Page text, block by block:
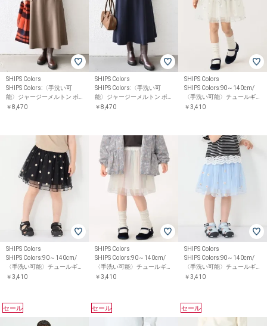
SHIPS Colors
SHIPS Colors:〈手洗い可
能〉ジャージーメルトン ポ
ケット フレアスカート2◇
￥8,470
SHIPS Colors
SHIPS Colors:〈手洗い可
能〉ジャージーメルトン ポ
ケット フレアスカート2◇
￥8,470
SHIPS Colors
SHIPS Colors:90～140cm/
〈手洗い可能〉チュールギ
ャザースカート◇
￥3,410
SHIPS Colors
SHIPS Colors:90～140cm/
〈手洗い可能〉チュールギ
ャザースカート◇
￥3,410
SHIPS Colors
SHIPS Colors:90～140cm/
〈手洗い可能〉チュールギ
ャザースカート◇
￥3,410
SHIPS Colors
SHIPS Colors:90～140cm/
〈手洗い可能〉チュールギ
ャザースカート◇
￥3,410
セール セール セール